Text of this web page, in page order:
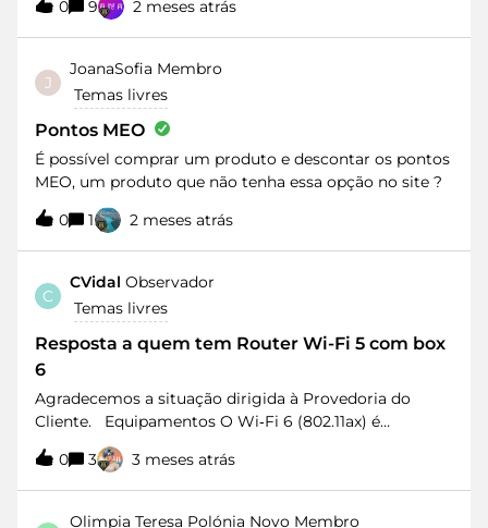
não me fornecendo a velocidade de internet que foi
acordada) pedi o cancelamento do serviço. Recebo
agora uma carta dando nota que irão cancelar o
serviço e me cobrar um valor referente ao período de
fidelizaçao em falta. A minha expectativa era ser
indemnizado pelo período em que o contrato não foi
cumprido. Alguma sugestão de como actuar ou de
como chegar a contacto com alguém da empresa?
0 9 2 meses atrás
J
JoanaSofia Membro
Temas livres
Pontos MEO
É possível comprar um produto e descontar os pontos
MEO, um produto que não tenha essa opção no site ?
0
1 2 meses atrás
C
CVidal Observador
Temas livres
Resposta a quem tem Router Wi-Fi 5 com box
6
Agradecemos a situação dirigida à Provedoria do
Cliente. Equipamentos O Wi‑Fi 6 (802.11ax) é
totalmente retro compatível com todas as normas
anteriores (a/b/g/n/ac). Quando ligado a um router
Wi‑Fi 5, o equipamento opera simplesmente em Wi‑Fi
5, sendo a norma mais elevada suportada pelo router.
0 3 3 meses atrás
Olimpia Teresa Polónia Novo Membro